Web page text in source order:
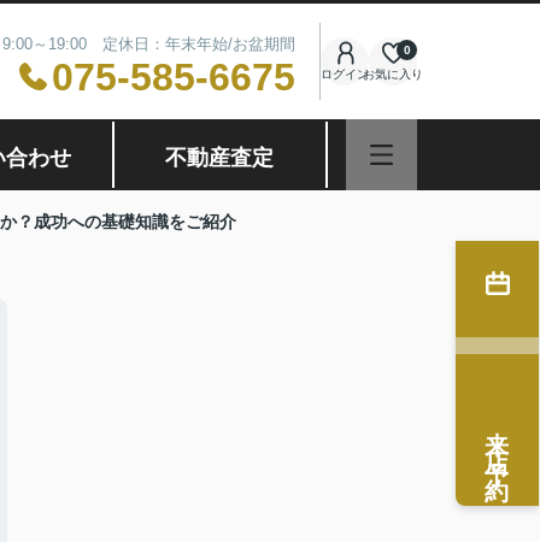
～19:00 定休日：年末年始/お盆期間
075-585-6675 ログインお気に入り
0
合わせ 不動産査定
？成功への基礎知識をご紹介
来店予約